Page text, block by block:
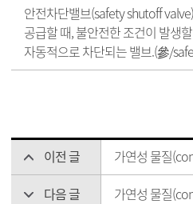
안전차단밸브(safety shutoff
공급할 때, 불안전한 조건이 발생
자동적으로 차단되는 밸브.(參/
이전 글
가연성 물질
다음 글
가연성 물질